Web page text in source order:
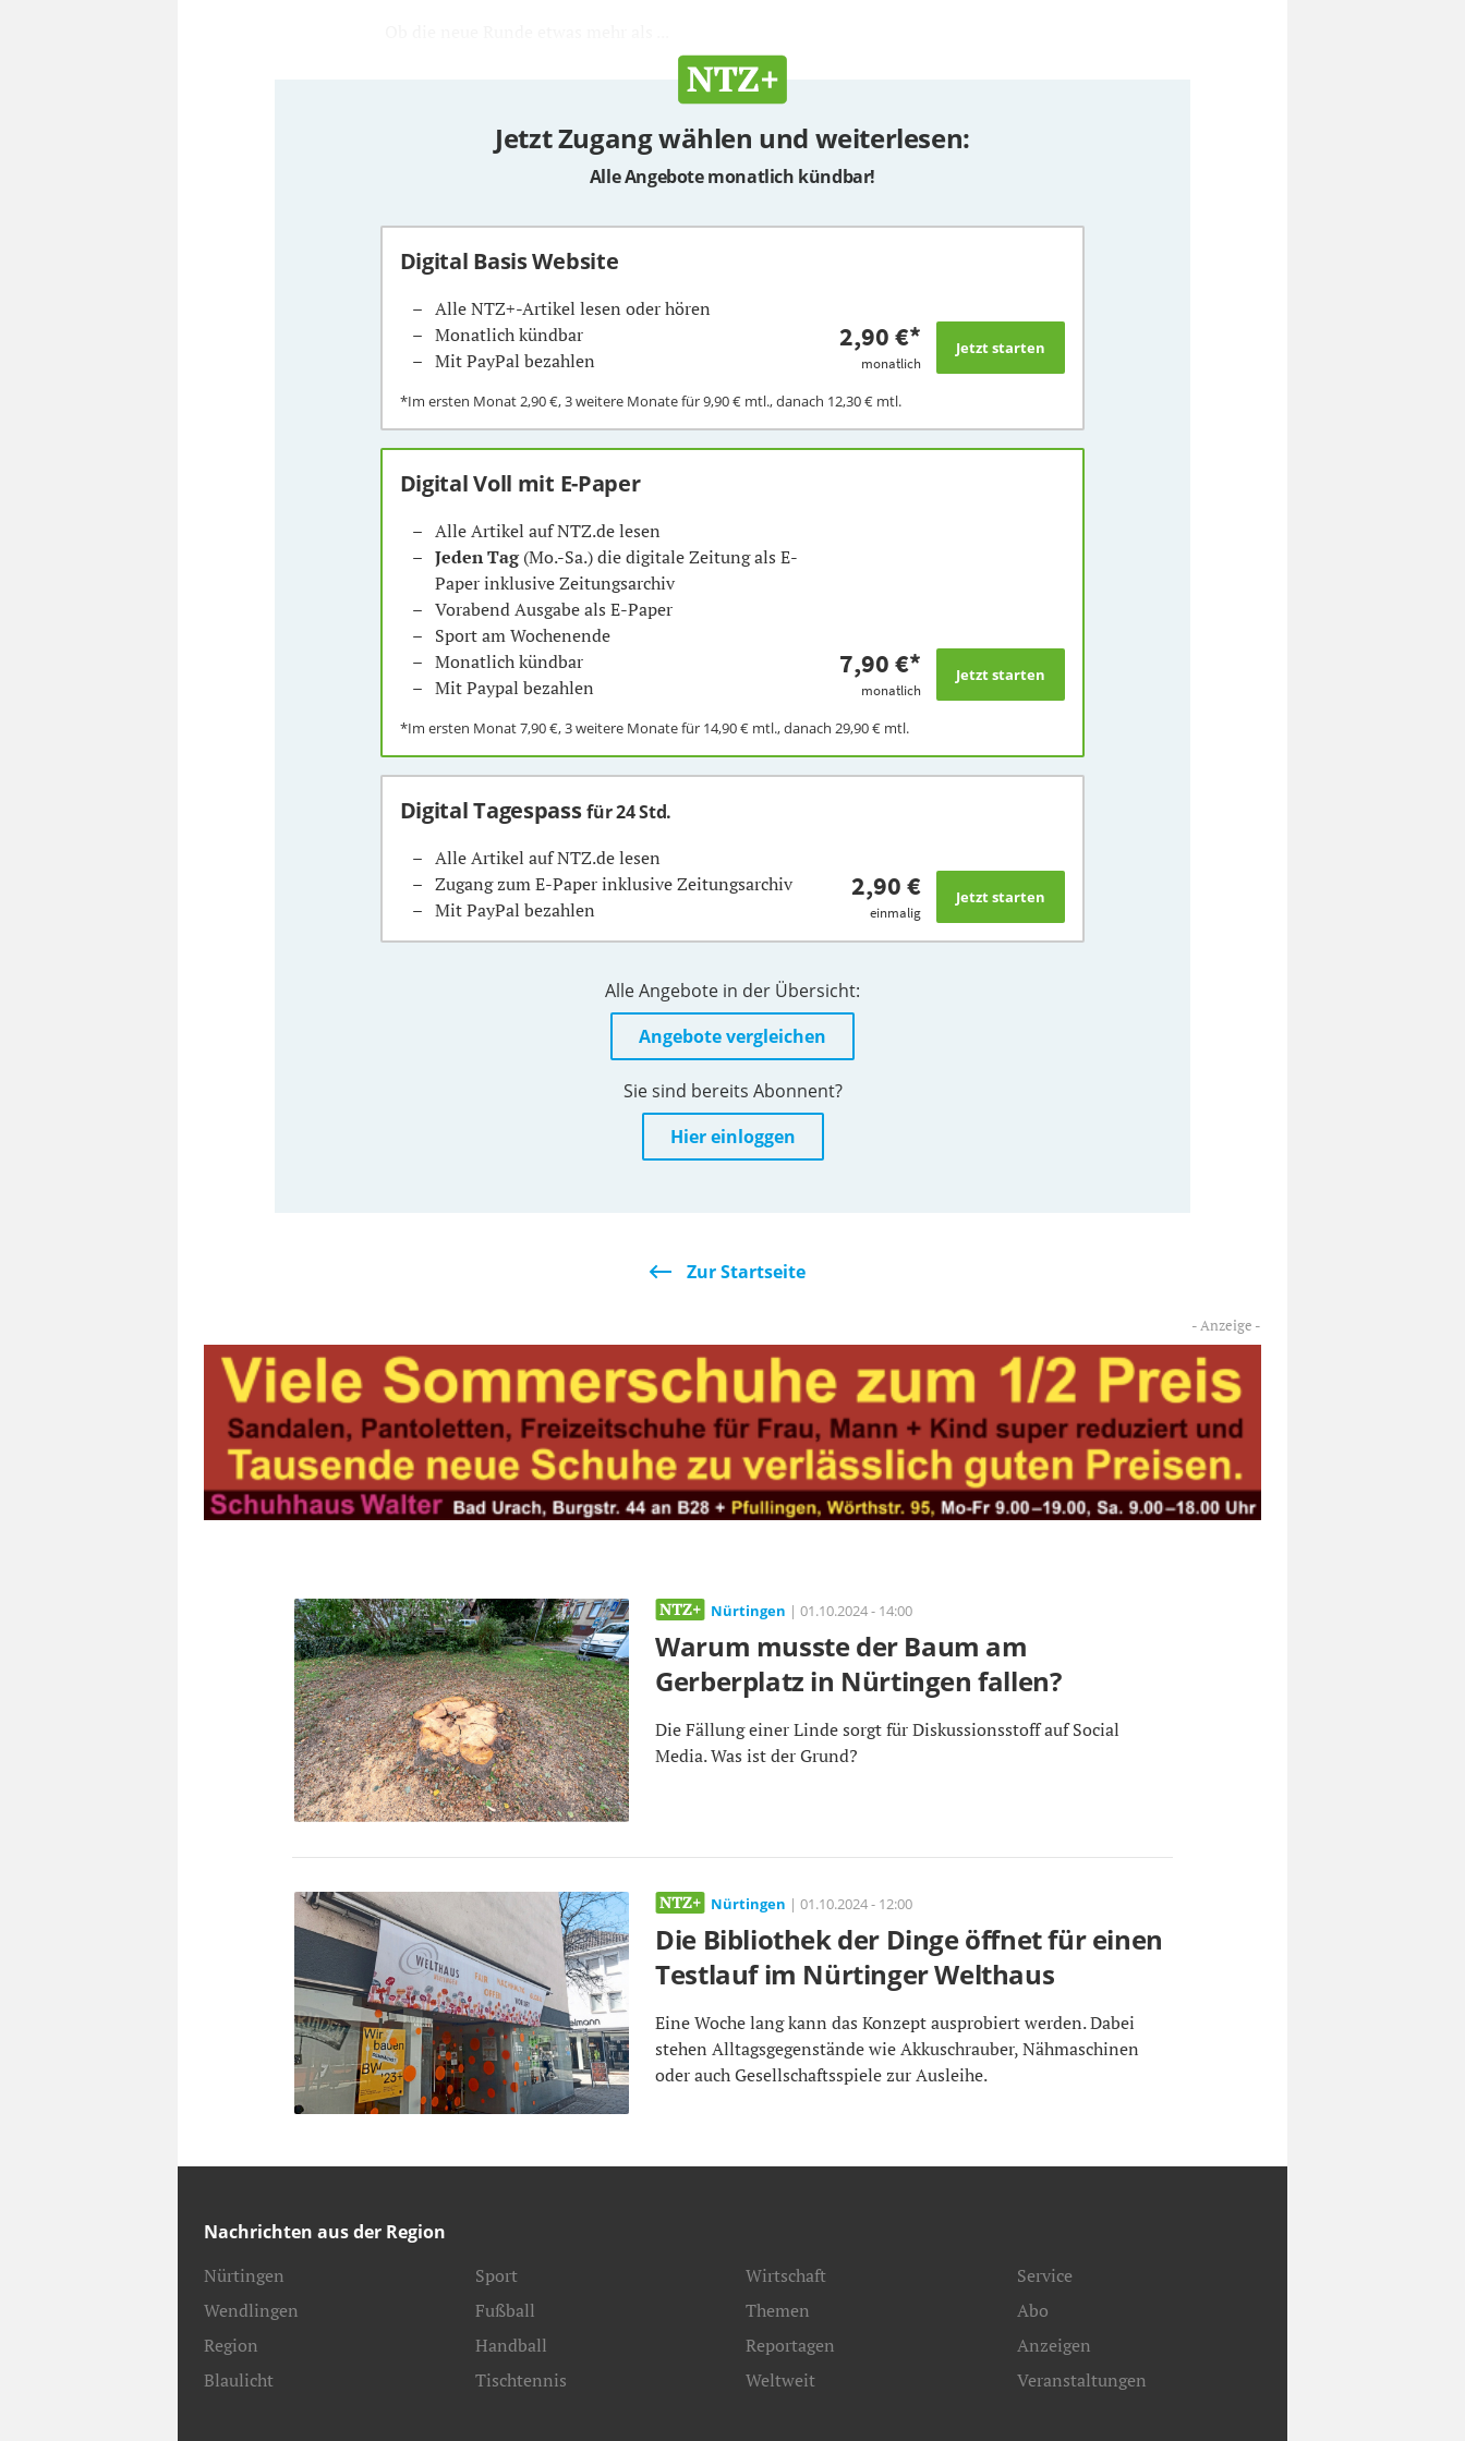
Jetzt Zugang wählen und weiterlesen:
Alle Angebote monatlich kündbar!
Digital Basis Website
Alle NTZ+-Artikel lesen oder hören
Monatlich kündbar
Mit PayPal bezahlen
2,90 €*
monatlich
*Im ersten Monat2,90 €, 3 weitere Monate für9,90 €mtl., danach 12,30 €mtl.
Digital Voll mit E-Paper
Alle Artikel auf NTZ.de lesen
Jeden Tag(Mo.-Sa.) die digitale Zeitung als E-
Paper inklusive Zeitungsarchiv
Vorabend Ausgabe als E-Paper
Sport am Wochenende
Monatlich kündbar
Mit Paypal bezahlen
7,90 €*
monatlich
*Im ersten Monat7,90 €, 3 weitere Monate für 14,90 €mtl., danach 29,90 €mtl.
Digital Tagespassfür 24 Std.
Alle Artikel auf NTZ.de lesen
Zugang zum E-Paper inklusive Zeitungsarchiv
Mit PayPal bezahlen
2,90 €
einmalig
Alle Angebote in der Übersicht:
Angebote vergleichen
Sie sind bereits Abonnent?
Hier einloggen
Zur Startseite
Nürtingen | 01.10.2024 - 14:00
Warum musste der Baum am
Gerberplatz in Nürtingen fallen?
Die Fällung einer Linde sorgt für Diskussionsstoff auf Social
Media. Was ist der Grund?
Nürtingen | 01.10.2024 - 12:00
Die Bibliothek der Dinge öffnet für einen
Testlauf im Nürtinger Welthaus
Eine Woche lang kann das Konzept ausprobiert werden. Dabei
stehen Alltagsgegenstände wie Akkuschrauber, Nähmaschinen
oder auch Gesellschaftsspiele zur Ausleihe.
Nachrichten aus der Region
Nürtingen
Wendlingen
Region
Blaulicht
Sport
Fußball
Handball
Tischtennis
Wirtschaft
Themen
Reportagen
Weltweit
Service
Abo
Anzeigen
Veranstaltungen